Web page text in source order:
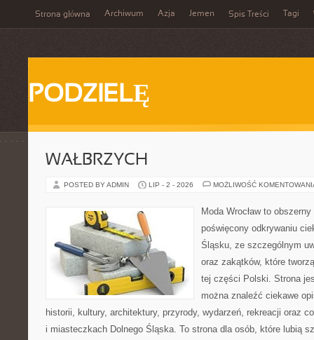
Strona główna Archiwum Azja Jemen Spis Treści Tagi
PODZIELĘ
WAŁBRZYCH
POSTED BY ADMIN LIP - 2 - 2026 MOŻLIWOŚĆ
Moda Wrocław to
poświęcony odkrywaniu
Śląsku, ze szczególnym
oraz zakątków, które
tej części Polski. Strona
można znaleźć ciekawe
historii, kultury, architektury, przyrody, wydarzeń, rekreacji oraz
i miasteczkach Dolnego Śląska. To strona dla osób, które lubią